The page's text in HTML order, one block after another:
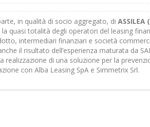
in qualità di socio aggregato, di
quasi totalità degli operatori del leasing
intermediari finanziari e società
il risultato dell’esperienza maturata da
realizzazione di una soluzione per la
con Alba Leasing SpA e Simmetrix Srl.